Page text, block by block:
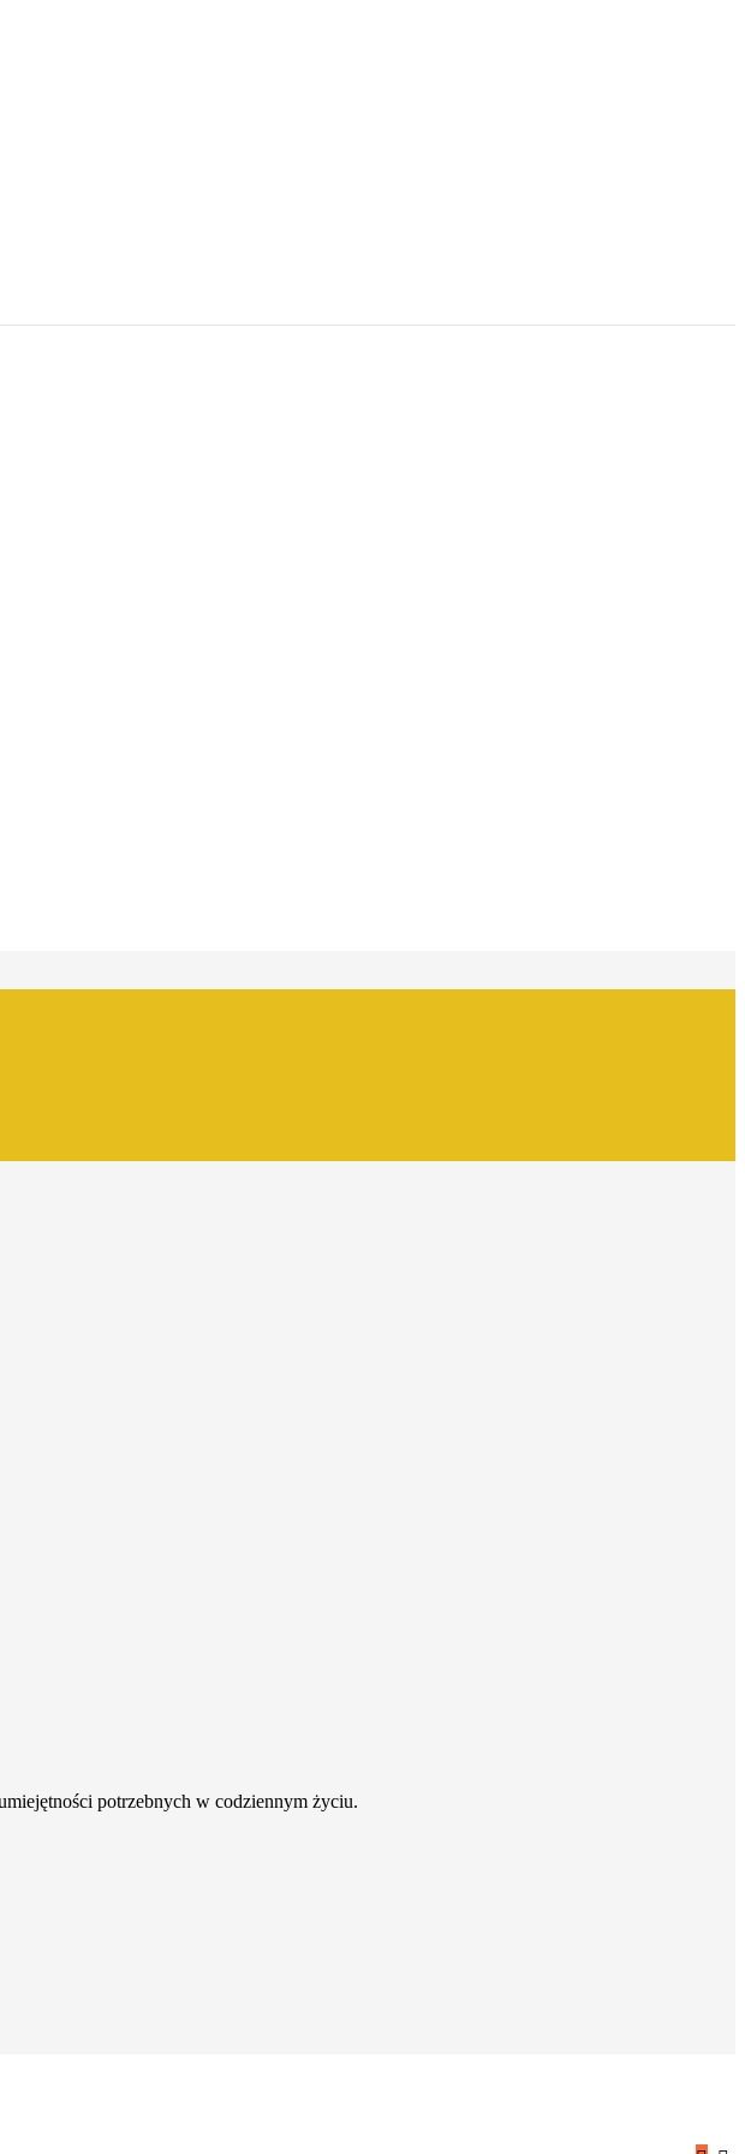
potrzebnych w codziennym życiu.